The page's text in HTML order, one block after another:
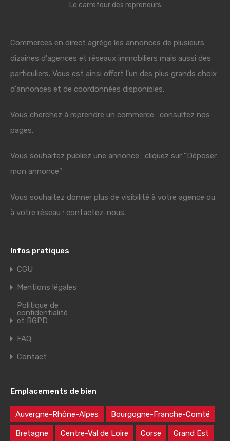
Le carrefour des repreneurs
Commerces en direct agrège les annonces de plusieurs
dizaines d'agences et réseaux immobiliers mais aussi des
particuliers. Vous est ainsi offert l'un des plus grands choix
d'annonces et de coordonnées disponibles.
Vous cherchez à reprendre un commerce : consultez nos
pages.
Vous souhaitez publiez une annonce : cliquez sur "Déposer
mon annonce"
Vous souhaitez donner plus de visibilité à votre agence ou
à votre réseau : contactez-nous.
Infos pratiques
CGU
Mentions légales
Politique de
confidentialité
et RGPD
FAQ
Contact
Emplacements de bien
Auvergne-Rhône-Alpes Bourgogne-Franche-Comté
Bretagne Centre-Val de Loire Corse Grand Est